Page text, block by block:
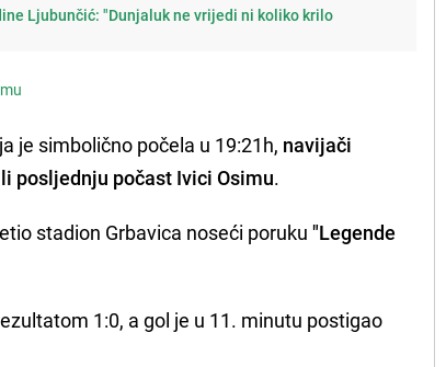
Ljubunčić: "Dunjaluk ne vrijedi ni koliko krilo
je simbolično počela u 19:21h, navijači
posljednju počast Ivici Osimu.
stadion Grbavica noseći poruku"Legende
1:0, a gol je u 11. minutu postigao